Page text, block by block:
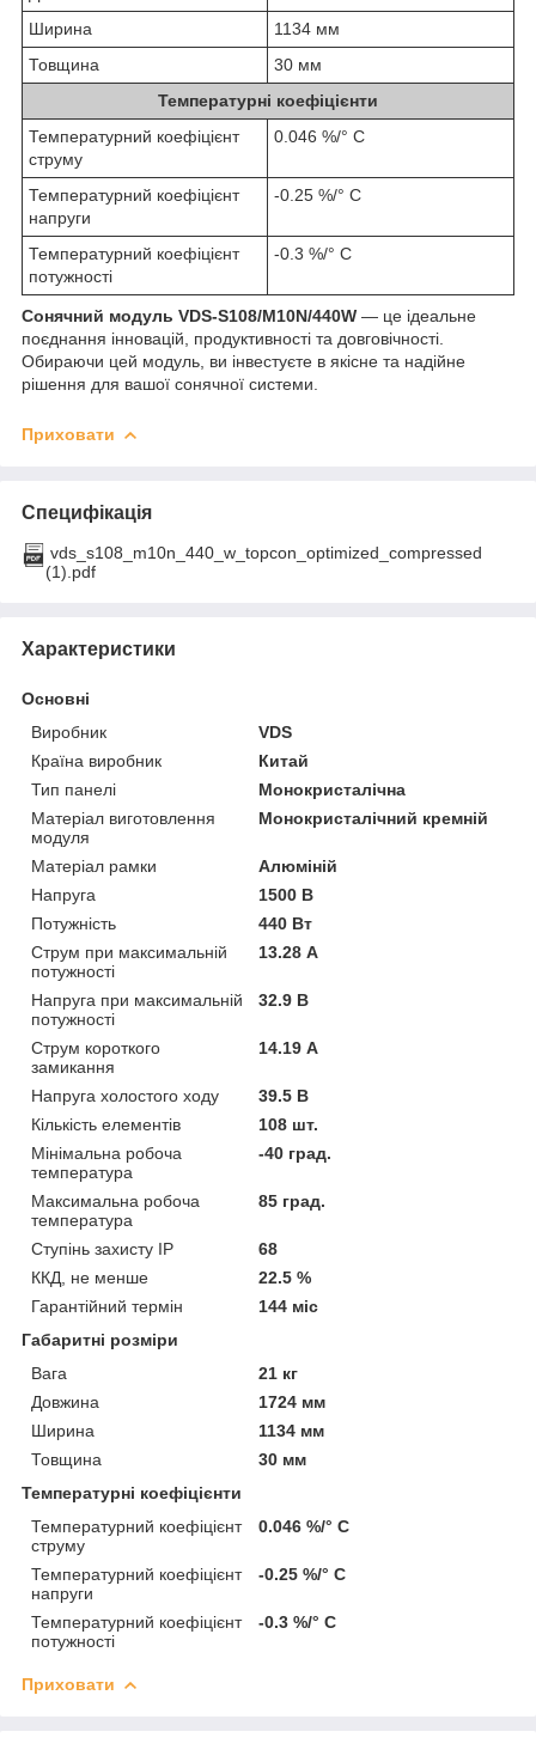
Ширина
1134 мм
Товщина
30 мм
Температурні коефіцієнти
Температурний коефіцієнт
струму
0.046 %/° С
Температурний коефіцієнт
напруги
-0.25 %/° С
Температурний коефіцієнт
потужності
-0.3 %/° С
Сонячний модуль VDS-S108/M10N/440W — це ідеальне
поєднання інновацій, продуктивності та довговічності.
Обираючи цей модуль, ви інвестуєте в якісне та надійне
рішення для вашої сонячної системи.
Приховати
Специфікація
vds_s108_m10n_440_w_topcon_optimized_compressed
(1).pdf
Характеристики
Основні
Виробник
VDS
Країна виробник
Китай
Тип панелі
Монокристалічна
Матеріал виготовлення
модуля
Монокристалічний кремній
Матеріал рамки
Алюміній
Напруга
1500 В
Потужність
440 Вт
Струм при максимальній
потужності
13.28 А
Напруга при максимальній
потужності
32.9 В
Струм короткого
замикання
14.19 А
Напруга холостого ходу
39.5 В
Кількість елементів
108 шт.
Мінімальна робоча
температура
-40 град.
Максимальна робоча
температура
85 град.
Ступінь захисту IP
68
ККД, не менше
22.5 %
Гарантійний термін
144 міс
Габаритні розміри
Вага
21 кг
Довжина
1724 мм
Ширина
1134 мм
Товщина
30 мм
Температурні коефіцієнти
Температурний коефіцієнт
струму
0.046 %/° С
Температурний коефіцієнт
напруги
-0.25 %/° С
Температурний коефіцієнт
потужності
-0.3 %/° С
Приховати